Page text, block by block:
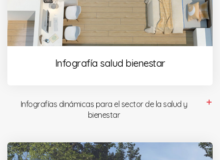
Infografía salud bienestar
Infografías dinámicas para el sector de la salud y
bienestar